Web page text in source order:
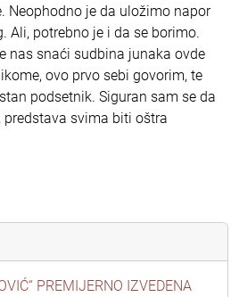
Neophodno je da uložimo napor
Ali, potrebno je i da se borimo.
nas snaći sudbina junaka ovde
ovo prvo sebi govorim, te
podsetnik. Siguran sam se da
svima biti oštra
PREMIJERNO IZVEDENA